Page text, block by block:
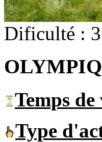
Dificulté :
Temps
Type